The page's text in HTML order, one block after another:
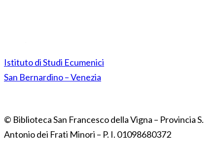
Istituto di Studi Ecumenici
San Bernardino – Venezia
© Biblioteca San Francesco della Vigna – Provincia S.
Antonio dei Frati Minori – P. I. 01098680372